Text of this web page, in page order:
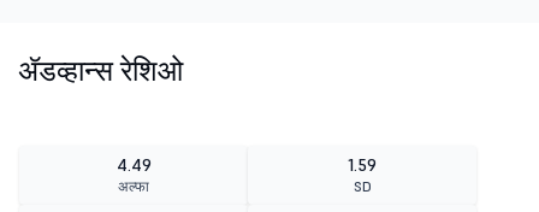
ॲडव्हान्स रेशिओ
4.49
अल्फा
1.59
SD